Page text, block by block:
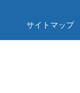
サイトマップ